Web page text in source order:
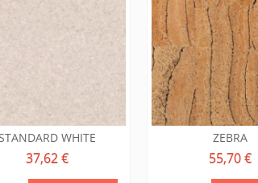
WHITE
37,62 €
ZEBRA
55,70 €